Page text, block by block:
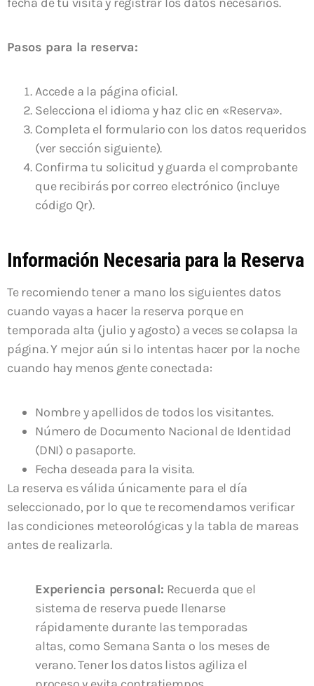
Pasos para la reserva:
Accede a la página oficial.
Selecciona el idioma y haz clic en «Reserva».
Completa el formulario con los datos requeridos
(ver sección siguiente).
Confirma tu solicitud y guarda el comprobante
que recibirás por correo electrónico (incluye
código Qr).
Información Necesaria para la Reserva
Te recomiendo tener a mano los siguientes datos
cuando vayas a hacer la reserva porque en
temporada alta (julio y agosto) a veces se colapsa la
página. Y mejor aún si lo intentas hacer por la noche
cuando hay menos gente conectada:
Nombre y apellidos de todos los visitantes.
Número de Documento Nacional de Identidad
(DNI) o pasaporte.
Fecha deseada para la visita.
La reserva es válida únicamente para el día
seleccionado, por lo que te recomendamos verificar
las condiciones meteorológicas y la tabla de mareas
antes de realizarla.
Experiencia personal: Recuerda que el
sistema de reserva puede llenarse
rápidamente durante las temporadas
altas, como Semana Santa o los meses de
verano. Tener los datos listos agiliza el